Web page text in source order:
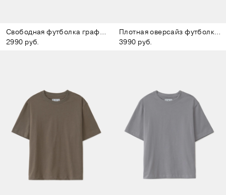
Свободная футболка графитовая
2990 руб.
Плотная оверсайз футболка бежевая
3990 руб.